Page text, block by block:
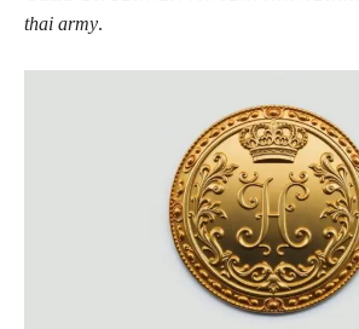
thai army.